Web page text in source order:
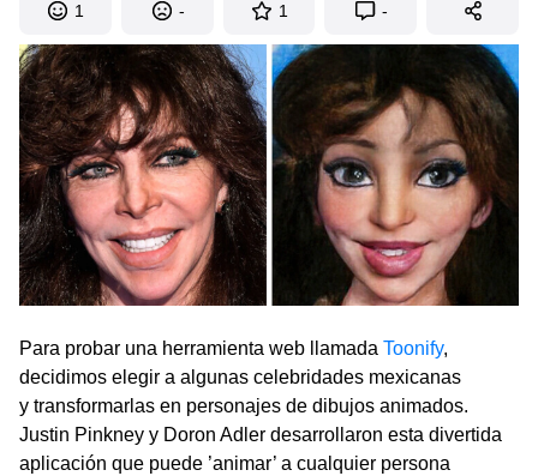
1 - 1 -
Para probar una herramienta web llamada Toonify,
decidimos elegir a algunas celebridades mexicanas
y transformarlas en personajes de dibujos animados.
Justin Pinkney y Doron Adler desarrollaron esta divertida
aplicación que puede ’animar’ a cualquier persona